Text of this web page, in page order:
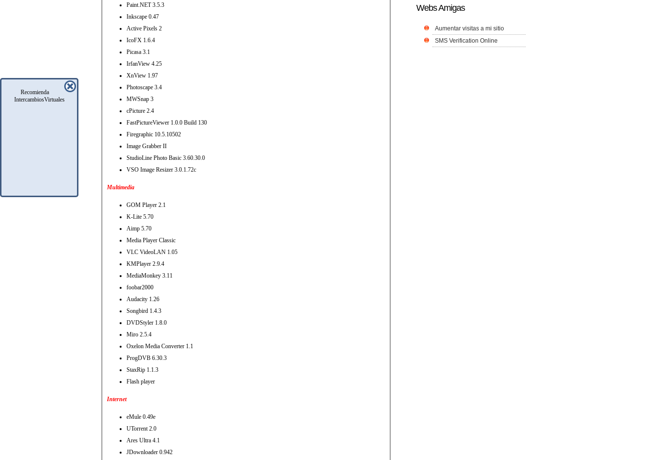
Recomienda
IntercambiosVirtuales
Paint.NET 3.5.3
Inkscape 0.47
Active Pixels 2
IcoFX 1.6.4
Picasa 3.1
IrfanView 4.25
XnView 1.97
Photoscape 3.4
MWSnap 3
cPicture 2.4
FastPictureViewer 1.0.0 Build 130
Firegraphic 10.5.10502
Image Grabber II
StudioLine Photo Basic 3.60.30.0
VSO Image Resizer 3.0.1.72c
Multimedia
GOM Player 2.1
K-Lite 5.70
Aimp 5.70
Media Player Classic
VLC VideoLAN 1.05
KMPlayer 2.9.4
MediaMonkey 3.11
foobar2000
Audacity 1.26
Songbird 1.4.3
DVDStyler 1.8.0
Miro 2.5.4
Oxelon Media Converter 1.1
ProgDVB 6.30.3
StaxRip 1.1.3
Flash player
Internet
eMule 0.49e
UTorrent 2.0
Ares Ultra 4.1
JDownloader 0.942
Webs Amigas
Aumentar visitas a mi sitio
SMS Verification Online